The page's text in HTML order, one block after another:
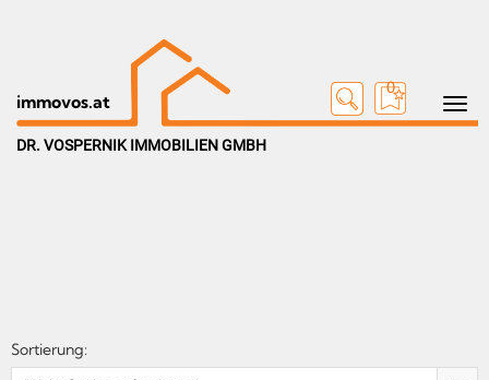
Toggle
immovos.at
0
DR. VOSPERNIK IMMOBILIEN GMBH
Sortierung: